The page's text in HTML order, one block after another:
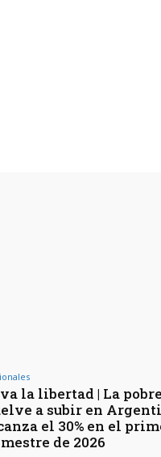
la libertad | La
a subir en
el 30% en el
de 2026